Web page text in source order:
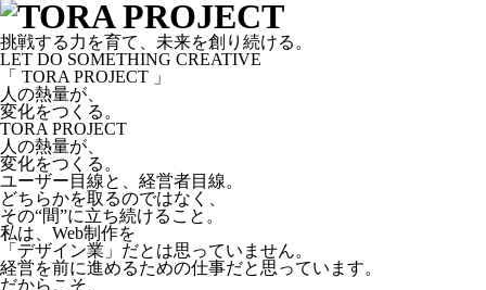
挑戦する力を育て、未来を創り続ける。
LET DO SOMETHING CREATIVE
「 TORA PROJECT 」
人の熱量が、
変化をつくる。
TORA PROJECT
人の熱量が、
変化をつくる。
ユーザー目線と、経営者目線。
どちらかを取るのではなく、
その“間”に立ち続けること。
私は、Web制作を
「デザイン業」だとは思っていません。
経営を前に進めるための仕事だと思っています。
だからこそ、